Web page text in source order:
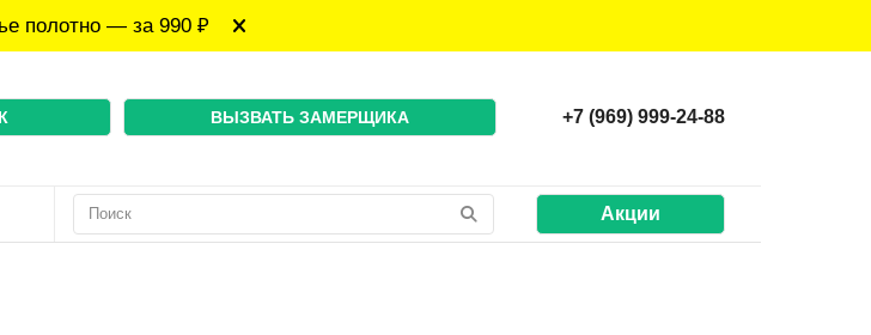
полотно — за 990 ₽
ВЫЗВАТЬ ЗАМЕРЩИКА +7 (969) 999-24-88
Акции